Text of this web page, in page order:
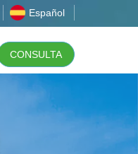
Español
CONSULTA